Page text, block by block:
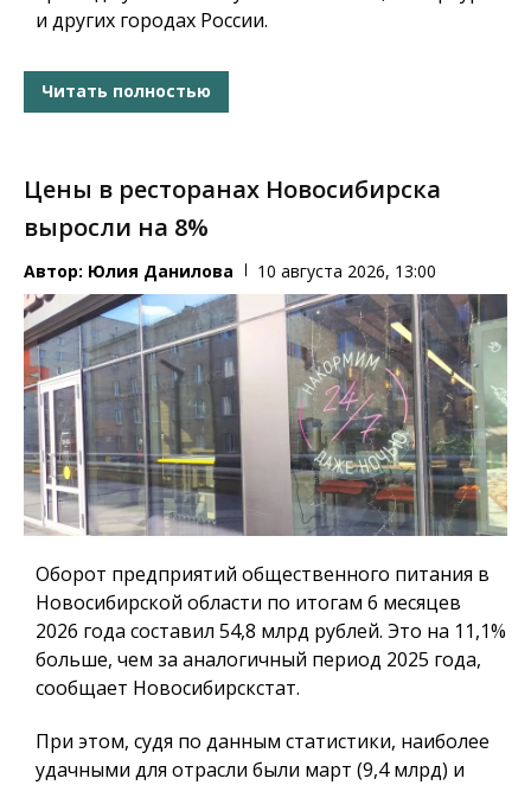
и других городах России.
Читать полностью
Цены в ресторанах Новосибирска
выросли на 8%
Автор: Юлия Данилова 10 августа 2026, 13:00
Оборот предприятий общественного питания в
Новосибирской области по итогам 6 месяцев
2026 года составил 54,8 млрд рублей. Это на 11,1%
больше, чем за аналогичный период 2025 года,
сообщает Новосибирскстат.
При этом, судя по данным статистики, наиболее
удачными для отрасли были март (9,4 млрд) и